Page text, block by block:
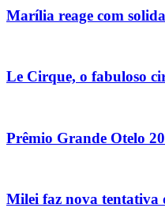
Marília reage com
Le Cirque, o fabuloso
Prêmio Grande Otelo
Milei faz nova tentativa